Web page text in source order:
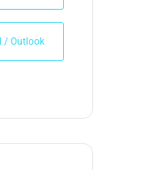
/ Outlook